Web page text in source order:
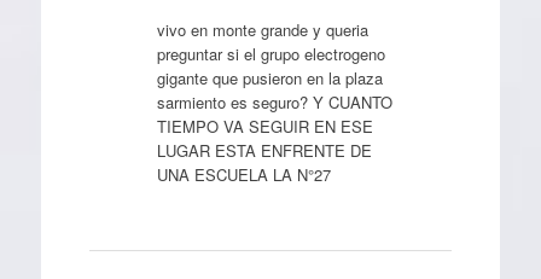
vivo en monte grande y queria
preguntar si el grupo electrogeno
gigante que pusieron en la plaza
sarmiento es seguro? Y CUANTO
TIEMPO VA SEGUIR EN ESE
LUGAR ESTA ENFRENTE DE
UNA ESCUELA LA N°27